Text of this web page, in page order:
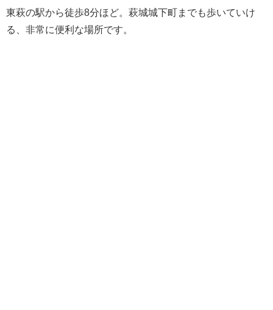
東萩の駅から徒歩8分ほど。萩城城下町までも歩いていけ
る、非常に便利な場所です。